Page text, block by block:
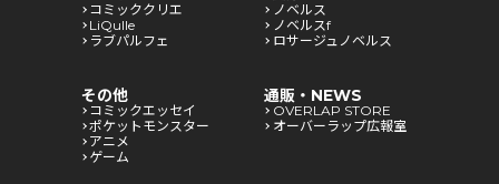
コミッククリエ
LiQulle
ラブパルフェ
ノベルス
ノベルスf
ロサージュノベルス
その他
コミックエッセイ
ポケットモンスター
アニメ
ゲーム
通販・NEWS
OVERLAP STORE
オーバーラップ広報室